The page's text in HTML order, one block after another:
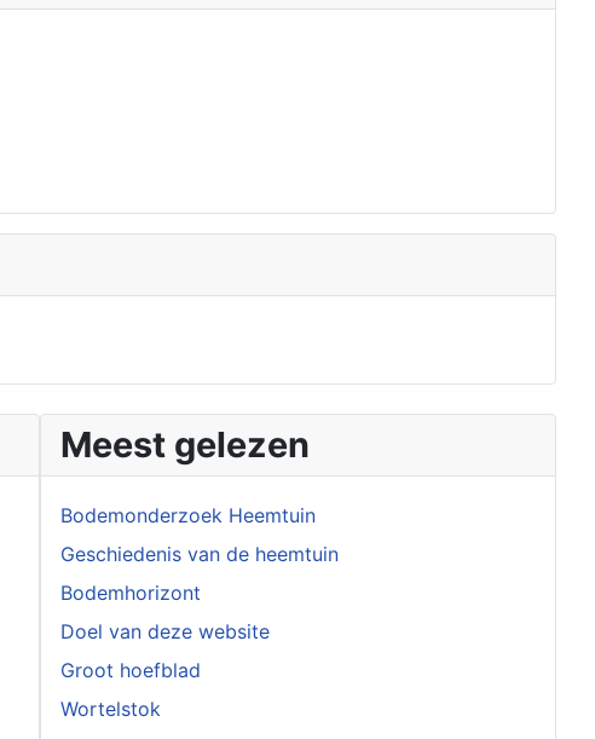
Meest gelezen
Bodemonderzoek Heemtuin
Geschiedenis van de heemtuin
Bodemhorizont
Doel van deze website
Groot hoefblad
Wortelstok